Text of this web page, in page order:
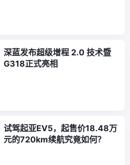
深蓝发布超级增程 2.0 技术暨
G318正式亮相
试驾起亚EV5，起售价18.48万
元的720km续航究竟如何？